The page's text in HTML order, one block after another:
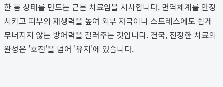
한 몸 상태를 만드는 근본 치료임을 시사합니다. 면역체계를 안정
시키고 피부의 재생력을 높여 외부 자극이나 스트레스에도 쉽게
무너지지 않는 방어력을 길러주는 것입니다. 결국, 진정한 치료의
완성은 '호전'을 넘어 '유지'에 있습니다.